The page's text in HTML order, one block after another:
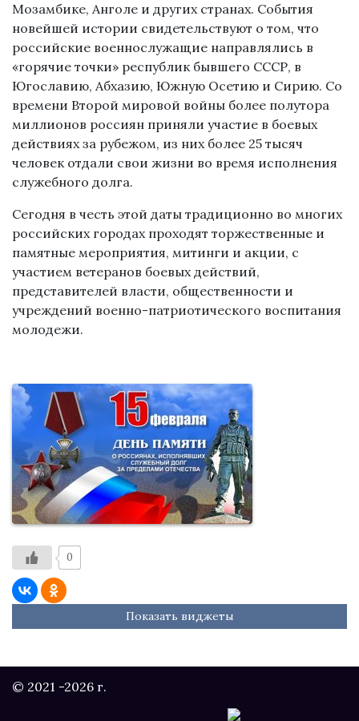
Мозамбике, Анголе и других странах. События
новейшей истории свидетельствуют о том, что
российские военнослужащие направлялись в
«горячие точки» республик бывшего СССР, в
Югославию, Абхазию, Южную Осетию и Сирию. Со
времени Второй мировой войны более полутора
миллионов россиян приняли участие в боевых
действиях за рубежом, из них более 25 тысяч
человек отдали свои жизни во время исполнения
служебного долга.
Сегодня в честь этой даты традиционно во многих
российских городах проходят торжественные и
памятные мероприятия, митинги и акции, с
участием ветеранов боевых действий,
представителей власти, общественности и
учреждений военно-патриотического воспитания
молодежи.
0
Показать виджеты
© 2021 -2026 г.